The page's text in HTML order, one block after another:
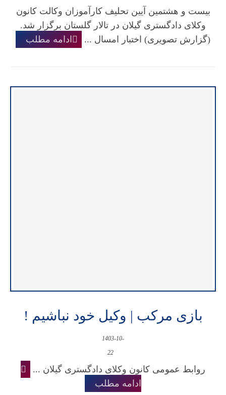
بیست و هشتمین آیین تحلیف کارآموزان وکالت کانون
وکلای دادگستری گیلان در تالار گلستان برگزار شد.
(گزارش تصویری) اختبار امسال ...
ادامه مطلب
بازی مرکب | وکیل خود نباشیم !
1403-10-
22
روابط عمومی کانون وکلای دادگستری گیلان ...
ادامه مطلب